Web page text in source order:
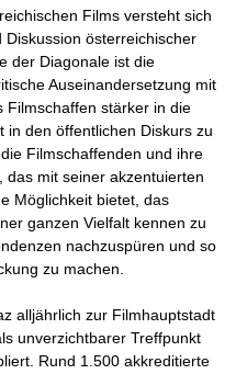
Films versteht sich
österreichischer
der Diagonale ist die
Auseinandersetzung mit
Filmschaffen stärker in die
in den öffentlichen Diskurs zu
Filmschaffenden und ihre
mit seiner akzentuierten
Möglichkeit bietet, das
ganzen Vielfalt kennen zu
nachzuspüren und so
zu machen.
alljährlich zur Filmhauptstadt
unverzichtbarer Treffpunkt
Rund 1.500 akkreditierte